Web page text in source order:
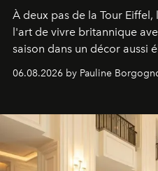
À deux pas de la Tour
l'art de vivre britannique
saison dans un décor aussi
06.08.2026 by Pauline